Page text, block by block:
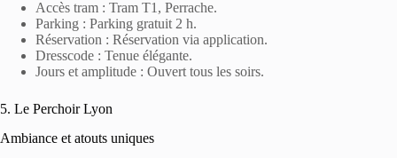
Accès tram : Tram T1, Perrache.
Parking : Parking gratuit 2 h.
Réservation : Réservation via application.
Dresscode : Tenue élégante.
Jours et amplitude : Ouvert tous les soirs.
5. Le Perchoir Lyon
Ambiance et atouts uniques